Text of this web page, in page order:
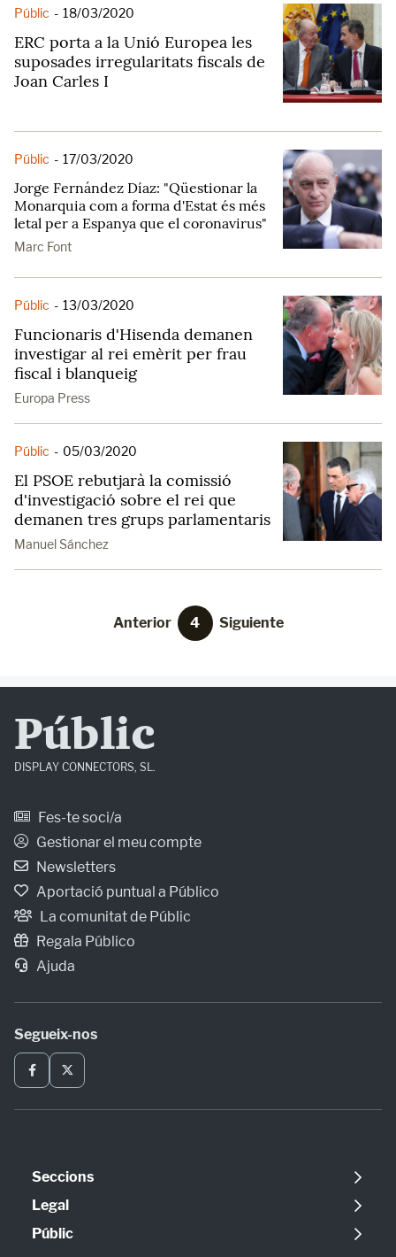
Públic - 18/03/2020
ERC porta a la Unió Europea les
suposades irregularitats fiscals de
Joan Carles I
Públic - 17/03/2020
Jorge Fernández Díaz: "Qüestionar la
Monarquia com a forma d'Estat és més
letal per a Espanya que el coronavirus"
Marc Font
Públic - 13/03/2020
Funcionaris d'Hisenda demanen
investigar al rei emèrit per frau
fiscal i blanqueig
Europa Press
Públic - 05/03/2020
El PSOE rebutjarà la comissió
d'investigació sobre el rei que
demanen tres grups parlamentaris
Manuel Sánchez
Anterior 4 Siguiente
Públic
DISPLAY CONNECTORS, SL.
Fes-te soci/a
Gestionar el meu compte
Newsletters
Aportació puntual a Público
La comunitat de Públic
Regala Público
Ajuda
Segueix-nos
Seccions
Política
Opinió
Legal
Avís legal
Públic